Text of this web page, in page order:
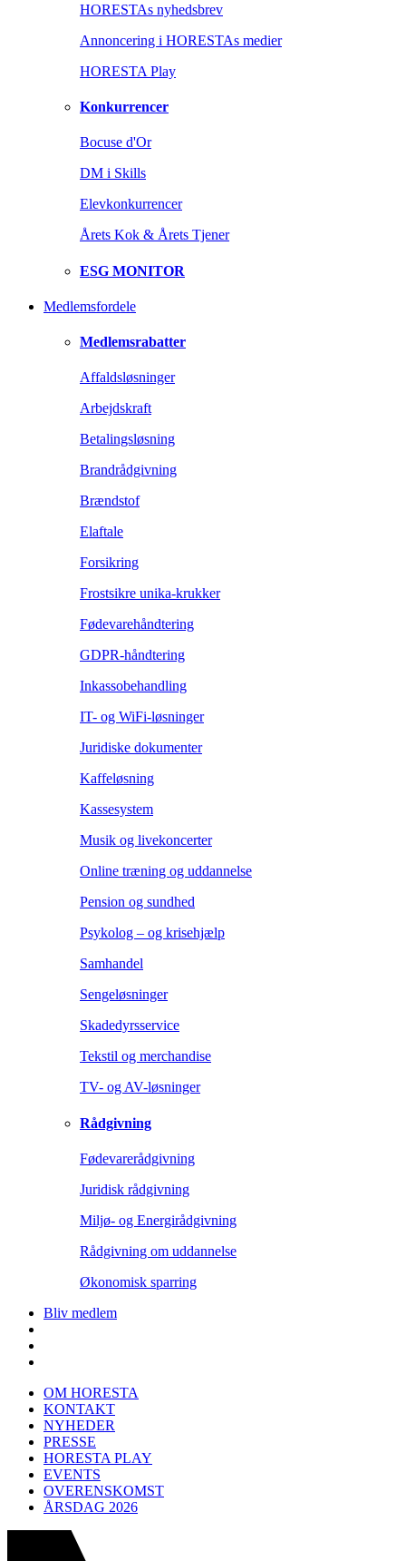
HORESTAs nyhedsbrev
Annoncering i HORESTAs medier
HORESTA Play
Konkurrencer
Bocuse d'Or
DM i Skills
Elevkonkurrencer
Årets Kok & Årets Tjener
ESG MONITOR
Medlemsfordele
Medlemsrabatter
Affaldsløsninger
Arbejdskraft
Betalingsløsning
Brandrådgivning
Brændstof
Elaftale
Forsikring
Frostsikre unika-krukker
Fødevarehåndtering
GDPR-håndtering
Inkassobehandling
IT- og WiFi-løsninger
Juridiske dokumenter
Kaffeløsning
Kassesystem
Musik og livekoncerter
Online træning og uddannelse
Pension og sundhed
Psykolog – og krisehjælp
Samhandel
Sengeløsninger
Skadedyrsservice
Tekstil og merchandise
TV- og AV-løsninger
Rådgivning
Fødevarerådgivning
Juridisk rådgivning
Miljø- og Energirådgivning
Rådgivning om uddannelse
Økonomisk sparring
Bliv medlem
OM HORESTA
KONTAKT
NYHEDER
PRESSE
HORESTA PLAY
EVENTS
OVERENSKOMST
ÅRSDAG 2026